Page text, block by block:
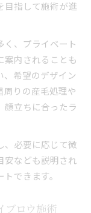
目指して施術が進
く、プライベート
案内されることも
、希望のデザイン
周りの産毛処理や
顔立ちに合ったラ
、必要に応じて微
安なども説明され
できます。
ブロウ施術